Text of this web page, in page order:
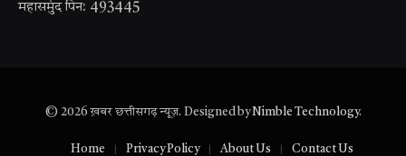
महासमुंद पिन: 493445
© 2026 ख़बर छत्तीसगढ़ न्यूज़. Designed byNimble Technology.
Home Privacy Policy About Us Contact Us